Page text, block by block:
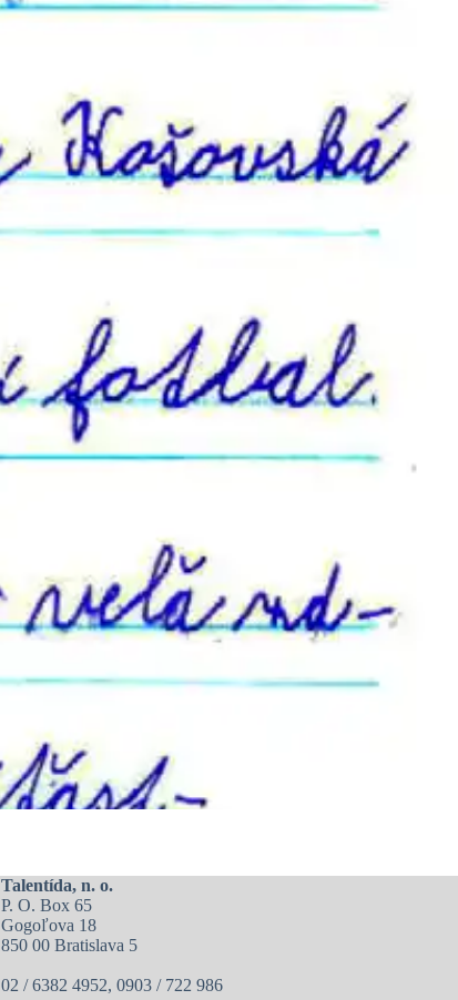
Talentída, n. o.
P. O. Box 65
Gogoľova 18
850 00 Bratislava 5
02 / 6382 4952, 0903 / 722 986